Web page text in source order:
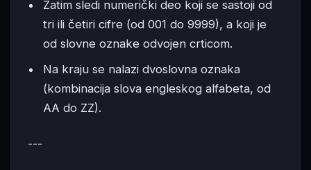
Zatim sledi numerički deo koji se sastoji od
tri ili četiri cifre (od 001 do 9999), a koji je
od slovne oznake odvojen crticom.
Na kraju se nalazi dvoslovna oznaka
(kombinacija slova engleskog alfabeta, od
AA do ZZ).
---